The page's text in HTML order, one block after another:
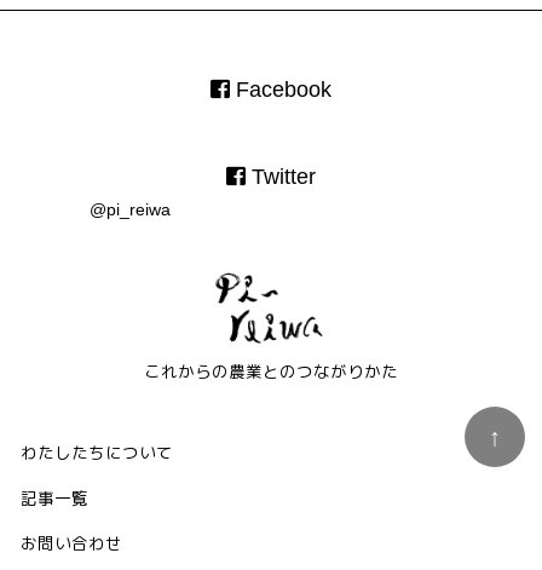
Facebook
Twitter
@pi_reiwa
これからの農業とのつながりかた
わたしたちについて
記事一覧
お問い合わせ